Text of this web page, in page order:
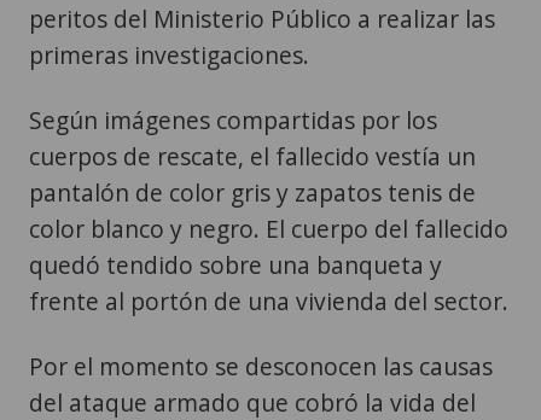
peritos del Ministerio Público a realizar las
primeras investigaciones.
Según imágenes compartidas por los
cuerpos de rescate, el fallecido vestía un
pantalón de color gris y zapatos tenis de
color blanco y negro. El cuerpo del fallecido
quedó tendido sobre una banqueta y
frente al portón de una vivienda del sector.
Por el momento se desconocen las causas
del ataque armado que cobró la vida del